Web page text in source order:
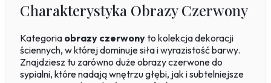
Charakterystyka Obrazy Czerwony
Kategoria obrazy czerwonyto kolekcja dekoracji
ściennych, w której dominuje siła i wyrazistość barwy.
Znajdziesz tu zarówno duże obrazy czerwone do
sypialni, które nadają wnętrzu głębi, jak i subtelniejsze